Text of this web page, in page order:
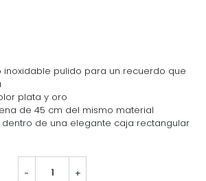
inoxidable pulido para un recuerdo que
plata y oro
de 45 cm del mismo material
de una elegante caja rectangular
- +